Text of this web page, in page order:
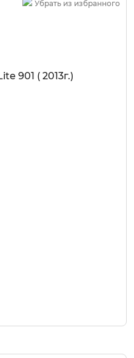
Убрать из избранного